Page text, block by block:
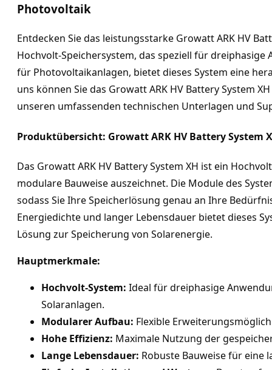
Photovoltaik
Entdecken Sie das leistungsstarke Growatt ARK HV
Hochvolt-Speichersystem, das speziell für
für Photovoltaikanlagen, bietet dieses System eine
uns können Sie das Growatt ARK HV Battery System
unseren umfassenden technischen Unterlagen und
Produktübersicht: Growatt ARK HV Battery System
Das Growatt ARK HV Battery System XH ist ein
modulare Bauweise auszeichnet. Die Module des
sodass Sie Ihre Speicherlösung genau an Ihre
Energiedichte und langer Lebensdauer bietet dieses
Lösung zur Speicherung von Solarenergie.
Hauptmerkmale:
Hochvolt-System: Ideal für dreiphasige
Solaranlagen.
Modularer Aufbau: Flexible
Hohe Effizienz: Maximale Nutzung der
Lange Lebensdauer: Robuste Bauweise für eine